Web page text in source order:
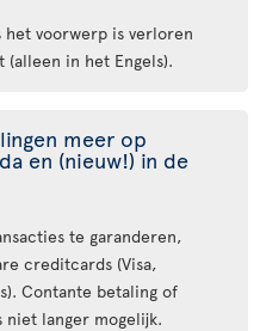
het voorwerp is verloren
(alleen in het Engels).
meer op
en (nieuw!) in de
te garanderen,
creditcards (Visa,
Contante betaling of
niet langer mogelijk.